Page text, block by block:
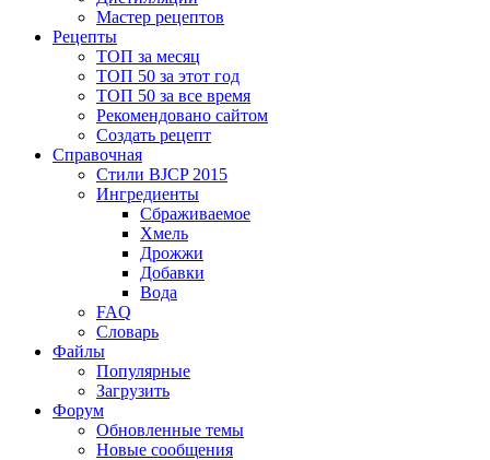
Мастер рецептов
Рецепты
ТОП за месяц
ТОП 50 за этот год
ТОП 50 за все время
Рекомендовано сайтом
Создать рецепт
Справочная
Стили BJCP 2015
Ингредиенты
Сбраживаемое
Хмель
Дрожжи
Добавки
Вода
FAQ
Словарь
Файлы
Популярные
Загрузить
Форум
Обновленные темы
Новые сообщения